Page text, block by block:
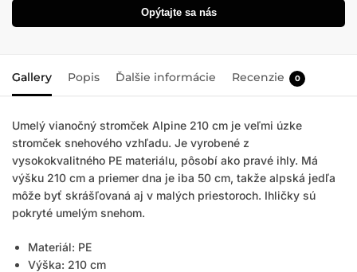
Opýtajte sa nás
Gallery Popis Ďalšie informácie Recenzie 0
Umelý vianočný stromček Alpine 210 cm je veľmi úzke
stromček snehového vzhľadu. Je vyrobené z
vysokokvalitného PE materiálu, pôsobí ako pravé ihly. Má
výšku 210 cm a priemer dna je iba 50 cm, takže alpská jedľa
môže byť skrášľovaná aj v malých priestoroch. Ihličky sú
pokryté umelým snehom.
Materiál: PE
Výška: 210 cm